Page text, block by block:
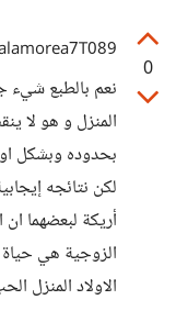
0
نعم بالطبع شيء
المنزل و هو لا
بحدوده وبشكل
لكن نتائجه
أريكة لبعضهما
الزوجية هي
الاولاد المنزل